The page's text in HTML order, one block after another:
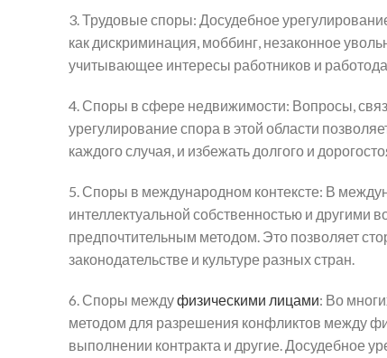
3. Трудовые споры: Досудебное
как дискриминация, моббинг, незаконное
учитывающее интересы работников и
4. Споры в сфере недвижимости: Вопросы,
урегулирование спора в этой области
каждого случая, и избежать долгого и
5. Споры в международном контексте: В
интеллектуальной собственностью и другими
предпочтительным методом. Это позволяет
законодательстве и культуре разных стран.
6. Споры междуфизическими лицами: Во
методом для разрешения конфликтов между
выполнении контракта и другие. Досудебное